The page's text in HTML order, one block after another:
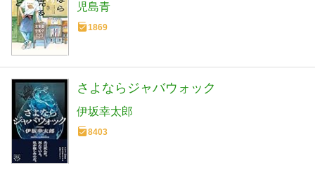
児島青
1869
さよならジャバウォック
伊坂幸太郎
8403